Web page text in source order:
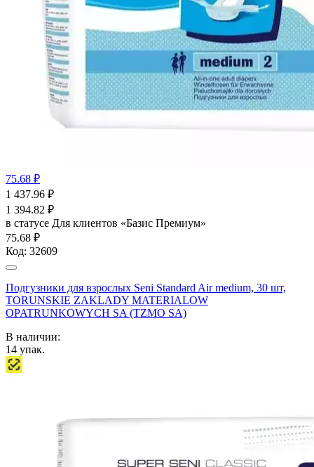
75.68 ₽
1 437.96 ₽
1 394.82 ₽
в статусе Для клиентов «Базис Премиум»
75.68 ₽
Код: 32609
Подгузники для взрослых Seni Standard Air medium, 30 шт,
TORUNSKIE ZAKLADY MATERIALOW
OPATRUNKOWYCH SA (TZMO SA)
В наличии:
14 упак.